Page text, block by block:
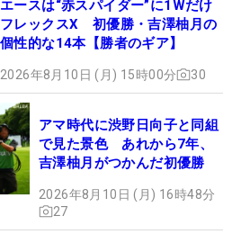
エースは“赤スパイダー”に1Wだけ
フレックスX 初優勝・吉澤柚月の
個性的な14本【勝者のギア】
2026年8月10日 (月) 15時00分 30
アマ時代に渋野日向子と同組
で見た景色 あれから7年、
吉澤柚月がつかんだ初優勝
2026年8月10日 (月) 16時48分
27